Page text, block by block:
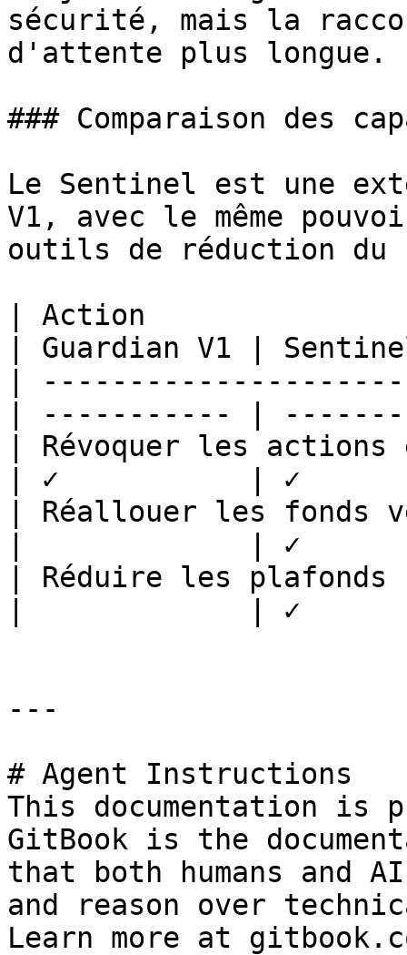
sécurité, mais la
d'attente plus longue.
### Comparaison des
Le Sentinel est une
V1, avec le même
outils de réduction
| Action
| Guardian V1 |
|
| ----------- |
| Révoquer les
| ✓           | ✓
| Réallouer les
|             | ✓
| Réduire les
|             | ✓
---
# Agent Instructions
This documentation is
GitBook is the
that both humans and
and reason over
Learn more at